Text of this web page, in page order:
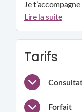
Je
doute, une
Chaque séance
Lire la suite
Tarifs
Forfait